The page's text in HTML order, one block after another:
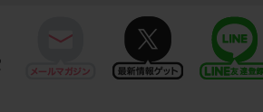
twitter